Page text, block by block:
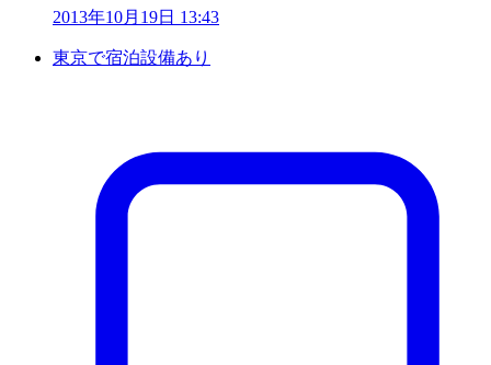
2013年10月19日 13:43
東京で宿泊設備あり